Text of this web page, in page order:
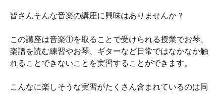
皆さんそんな音楽の講座に興味はありませんか？
この講座は音楽①を取ることで受けられる授業でお琴、
楽譜を読む練習やお琴、ギターなど日常ではなかなか触
れることできないことを実習することができます。
こんなに楽しそうな実習がたくさん含まれているのは同